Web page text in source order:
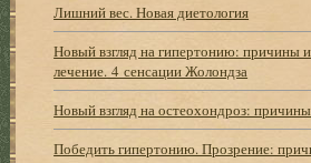
Лишний вес. Новая диетология
Новый взгляд на гипертонию: причины и
лечение. 4 сенсации Жолондза
Новый взгляд на остеохондроз:
Победить гипертонию. Прозрение: